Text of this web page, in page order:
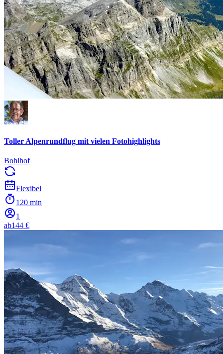
Toller Alpenrundflug mit vielen Fotohighlights
Bohlhof
Flexibel
120 min
1
ab144 €